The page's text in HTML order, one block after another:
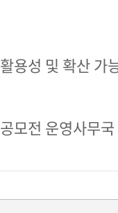
용성 및 확산 가
모전 운영사무